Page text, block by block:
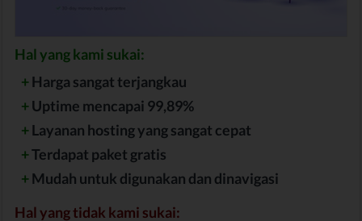
Hal yang kami sukai:
+Harga sangat terjangkau
+Uptime mencapai 99,89%
+Layanan hosting yang sangat cepat
+Terdapat paket gratis
+Mudah untuk digunakan dan dinavigasi
Hal yang tidak kami sukai: